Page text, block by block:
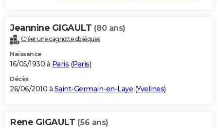
Jeannine GIGAULT (80 ans)
Créer une cagnotte obsèques
Naissance
16/05/1930 à Paris (Paris)
Décès
26/06/2010 à Saint-Germain-en-Laye (Yvelines)
Rene GIGAULT (56 ans)